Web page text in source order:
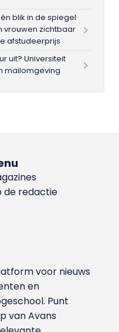
blik in de spiegel
vrouwen zichtbaar
afstudeerprijs
uit? Universiteit
mailomgeving
de redactie
voor nieuws
en
Punt
van Avans